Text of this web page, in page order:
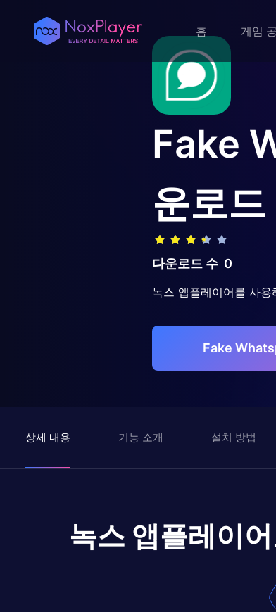
홈 게임
Fake
운로드
다운로드 수 0
녹스 앱플레이어를 사
Fake
상세 내용 기능 소개 설치 방법
녹스 앱플레이